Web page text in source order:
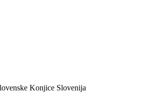
Konjice Slovenija